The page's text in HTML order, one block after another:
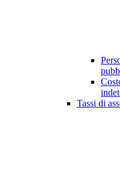
Tassi di